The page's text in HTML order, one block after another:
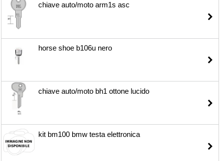
chiave auto/moto arm1s asc
horse shoe b106u nero
chiave auto/moto bh1 ottone lucido
kit bm100 bmw testa elettronica